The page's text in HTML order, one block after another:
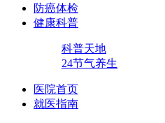
防癌体检
健康科普
科普天地
24节气养生
医院首页
就医指南